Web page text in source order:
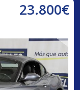
23.800€